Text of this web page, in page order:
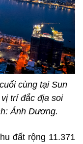
cùng tại Sun
trí đắc địa soi
Ánh Dương.
đất rộng 11.371